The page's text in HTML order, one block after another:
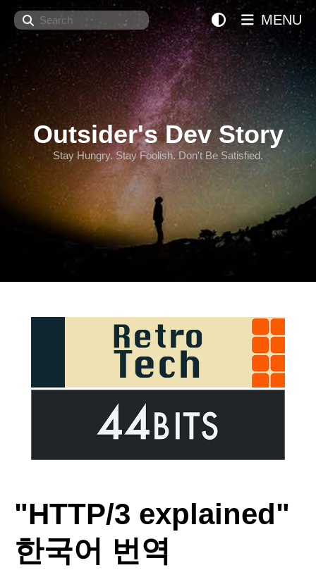
Search
Outsider's Dev Story
Stay Hungry. Stay Foolish. Don't Be Satisfied.
MENU
"HTTP/3 explained"
한국어 번역